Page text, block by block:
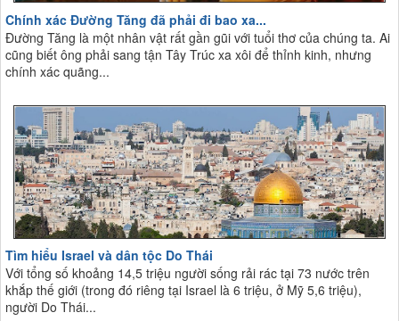
Chính xác Đường Tăng đã phải đi bao xa...
Đường Tăng là một nhân vật rất gần gũi với tuổi thơ của chúng ta. Ai
cũng biết ông phải sang tận Tây Trúc xa xôi để thỉnh kinh, nhưng
chính xác quãng...
Tìm hiểu Israel và dân tộc Do Thái
Với tổng số khoảng 14,5 triệu người sống rải rác tại 73 nước trên
khắp thế giới (trong đó riêng tại Israel là 6 triệu, ở Mỹ 5,6 triệu),
người Do Thái...